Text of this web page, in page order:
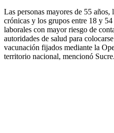
Las personas mayores de 55 años,
crónicas y los grupos entre 18 y
laborales con mayor riesgo de
autoridades de salud para
vacunación fijados mediante la
territorio nacional, mencionó Sucre.